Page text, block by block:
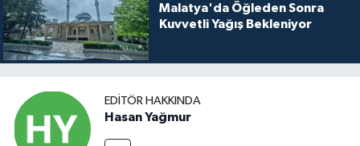
Malatya'da Öğleden Sonra
Kuvvetli Yağış Bekleniyor
EDITÖR HAKKINDA
Hasan Yağmur